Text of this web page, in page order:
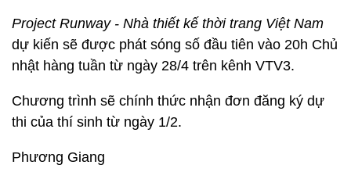
Project Runway - Nhà thiết kế thời trang Việt Nam
dự kiến sẽ được phát sóng số đầu tiên vào 20h Chủ
nhật hàng tuần từ ngày 28/4 trên kênh VTV3.
Chương trình sẽ chính thức nhận đơn đăng ký dự
thi của thí sinh từ ngày 1/2.
Phương Giang